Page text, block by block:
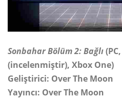
Sonbahar Bölüm 2: Bağlı
(incelenmiştir), Xbox One)
Geliştirici: Over The Moon
Yayıncı: Over The Moon